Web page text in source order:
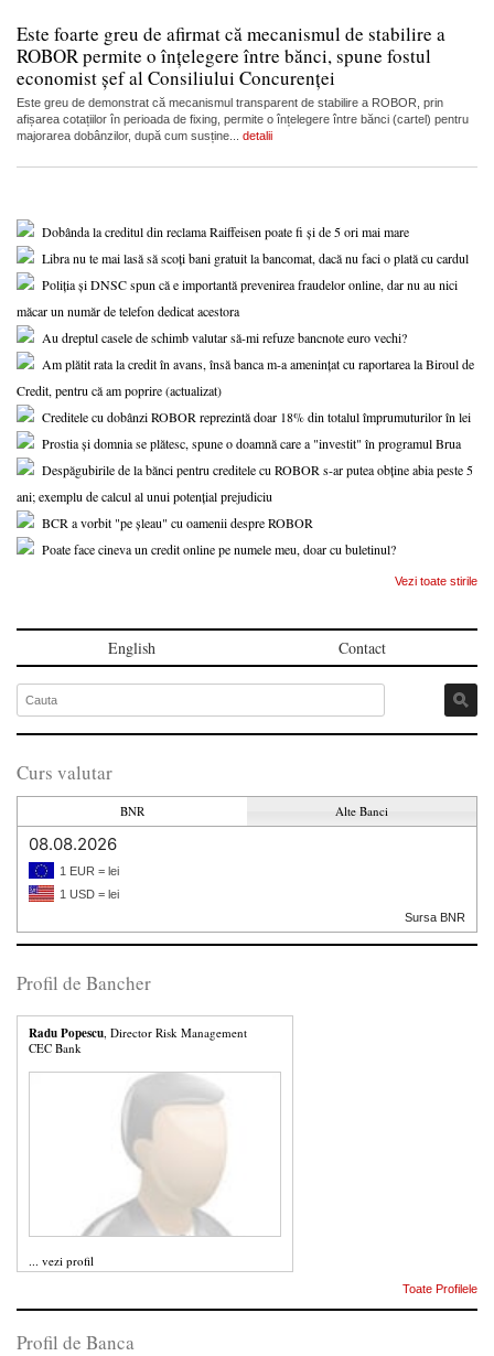
Este foarte greu de afirmat că mecanismul de stabilire a
ROBOR permite o înțelegere între bănci, spune fostul
economist șef al Consiliului Concurenței
Este greu de demonstrat că mecanismul transparent de stabilire a ROBOR, prin
afișarea cotațiilor în perioada de fixing, permite o înțelegere între bănci (cartel) pentru
majorarea dobânzilor, după cum susține... detalii
Dobânda la creditul din reclama Raiffeisen poate fi și de 5 ori mai mare
Libra nu te mai lasă să scoți bani gratuit la bancomat, dacă nu faci o plată cu cardul
Poliția și DNSC spun că e importantă prevenirea fraudelor online, dar nu au nici
măcar un număr de telefon dedicat acestora
Au dreptul casele de schimb valutar să-mi refuze bancnote euro vechi?
Am plătit rata la credit în avans, însă banca m-a amenințat cu raportarea la Biroul de
Credit, pentru că am poprire (actualizat)
Creditele cu dobânzi ROBOR reprezintă doar 18% din totalul împrumuturilor în lei
Prostia și domnia se plătesc, spune o doamnă care a "investit" în programul Brua
Despăgubirile de la bănci pentru creditele cu ROBOR s-ar putea obține abia peste 5
ani; exemplu de calcul al unui potențial prejudiciu
BCR a vorbit "pe șleau" cu oamenii despre ROBOR
Poate face cineva un credit online pe numele meu, doar cu buletinul?
Vezi toate stirile
English Contact
Curs valutar
BNR Alte Banci
08.08.2026
1 EUR = lei
1 USD = lei
Sursa BNR
Profil de Bancher
Radu Popescu , Director Risk Management
CEC Bank
... vezi profil
Toate Profilele
Profil de Banca